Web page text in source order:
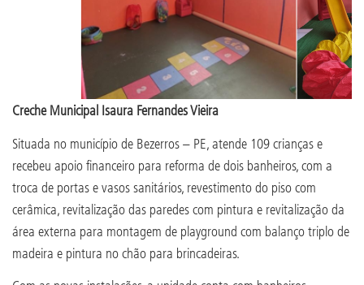
Creche Municipal Isaura Fernandes Vieira
Situada no município de Bezerros – PE, atende 109 crianças e
recebeu apoio financeiro para reforma de dois banheiros, com a
troca de portas e vasos sanitários, revestimento do piso com
cerâmica, revitalização das paredes com pintura e revitalização da
área externa para montagem de playground com balanço triplo de
madeira e pintura no chão para brincadeiras.